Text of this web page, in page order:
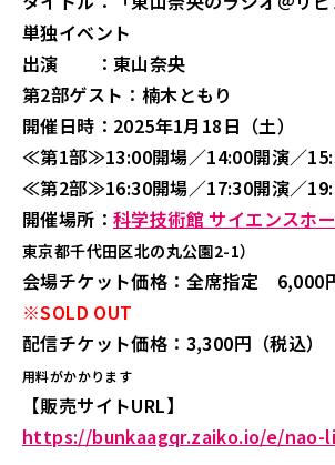
単独イベント
出演 ：東山奈央
第2部ゲスト：楠木ともり
開催日時：2025年1月18日（土）
≪第1部≫13:00開場／14:00開演／
≪第2部≫16:30開場／17:30開演／
開催場所： 科学技術館 サイエンスホ
東京都千代田区北の丸公園2-1）
会場チケット価格：全席指定 6,000
※SOLD OUT
配信チケット価格：3,300円（税込）
用料がかかります
【販売サイトURL】
https://bunkaagqr.zaiko.io/e/nao-